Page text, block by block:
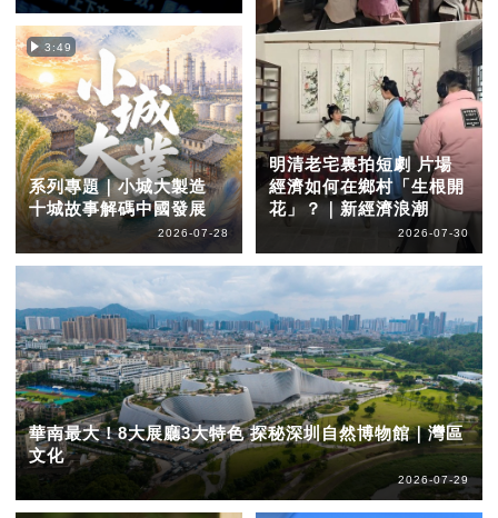
3:49
系列專題｜小城大製造
十城故事解碼中國發展
2026-07-28
明清老宅裏拍短劇 片場
經濟如何在鄉村「生根開
花」？｜新經濟浪潮
2026-07-30
華南最大！8大展廳3大特色 探秘深圳自然博物館｜灣區
文化
2026-07-29